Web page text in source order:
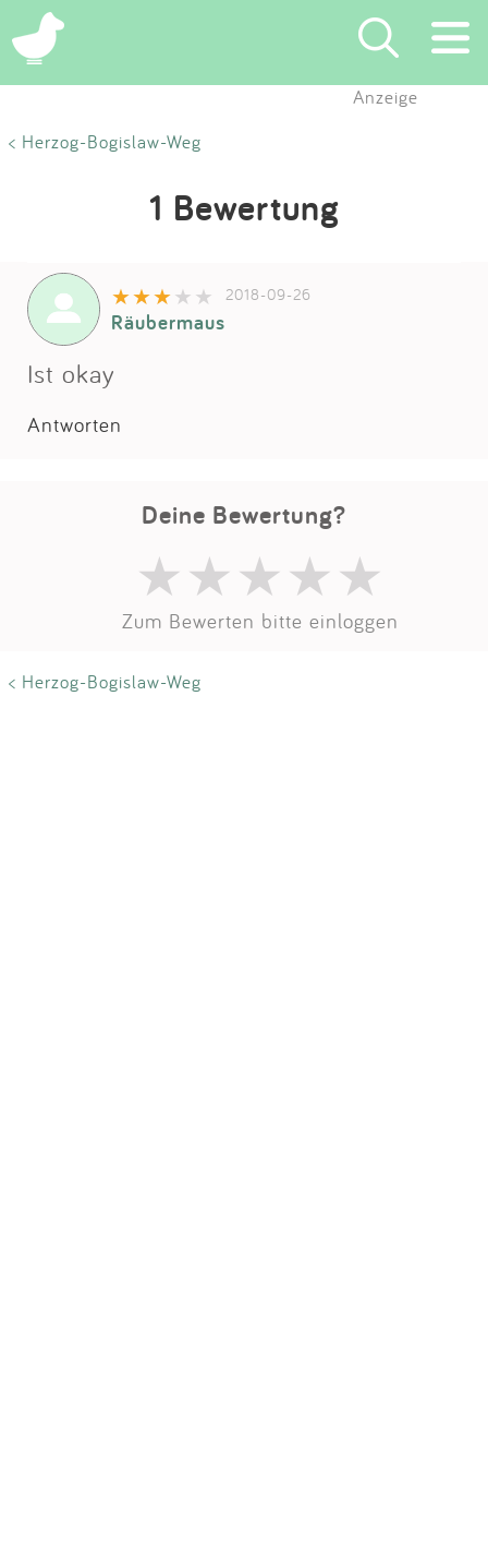
Eintragen
Anmelden
Anzeige
< Herzog-Bogislaw-Weg
1 Bewertung
2018-09-26
Räubermaus
Ist okay
Antworten
Deine Bewertung?
Zum Bewerten bitte einloggen
< Herzog-Bogislaw-Weg